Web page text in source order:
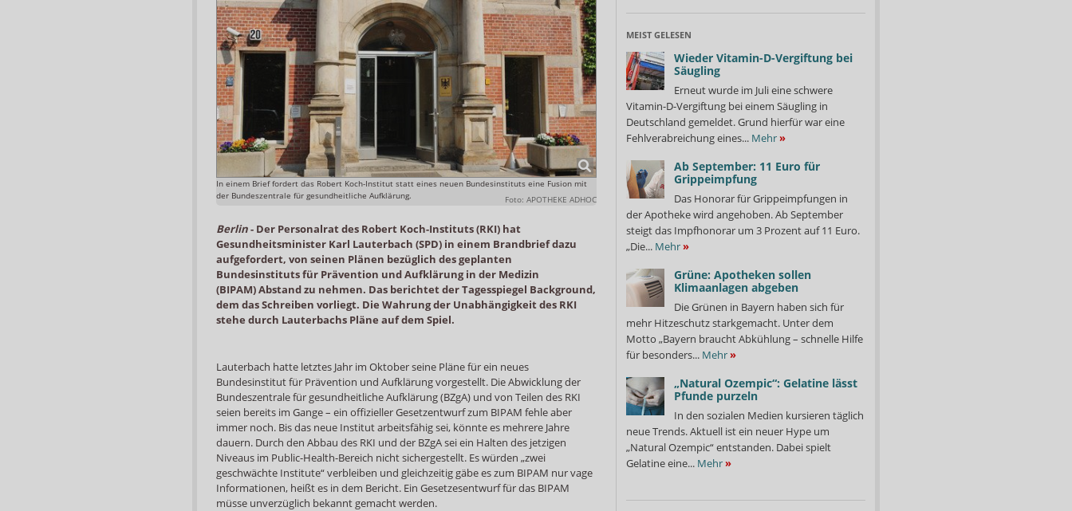
In einem Brief fordert das Robert Koch-Institut statt eines neuen Bundesinstituts eine Fusion mit
der Bundeszentrale für gesundheitliche Aufklärung.
Foto: APOTHEKE ADHOC
Berlin- Der Personalrat des Robert Koch-Instituts (RKI) hat
Gesundheitsminister Karl Lauterbach (SPD) in einem Brandbrief dazu
aufgefordert, von seinen Plänen bezüglich des geplanten
Bundesinstituts für Prävention und Aufklärung in der Medizin
(BIPAM) Abstand zu nehmen. Das berichtet der Tagesspiegel Background,
dem das Schreiben vorliegt. Die Wahrung der Unabhängigkeit des RKI
stehe durch Lauterbachs Pläne auf dem Spiel.
Lauterbach hatte letztes Jahr im Oktober seine Pläne für ein neues
Bundesinstitut für Prävention und Aufklärung vorgestellt. Die Abwicklung der
Bundeszentrale für gesundheitliche Aufklärung (BZgA) und von Teilen des RKI
seien bereits im Gange – ein offizieller Gesetzentwurf zum BIPAM fehle aber
immer noch. Bis das neue Institut arbeitsfähig sei, könnte es mehrere Jahre
dauern. Durch den Abbau des RKI und der BZgA sei ein Halten des jetzigen
Niveaus im Public-Health-Bereich nicht sichergestellt. Es würden „zwei
geschwächte Institute“ verbleiben und gleichzeitig gäbe es zum BIPAM nur vage
Informationen, heißt es in dem Bericht. Ein Gesetzesentwurf für das BIPAM
müsse unverzüglich bekannt gemacht werden.
MEIST GELESEN
Wieder Vitamin-D-Vergiftung bei
Säugling
Erneut wurde im Juli eine schwere
Vitamin-D-Vergiftung bei einem Säugling in
Deutschland gemeldet. Grund hierfür war eine
Fehlverabreichung eines... Mehr»
Ab September: 11 Euro für
Grippeimpfung
Das Honorar für Grippeimpfungen in
der Apotheke wird angehoben. Ab September
steigt das Impfhonorar um 3 Prozent auf 11 Euro.
„Die... Mehr»
Grüne: Apotheken sollen
Klimaanlagen abgeben
Die Grünen in Bayern haben sich für
mehr Hitzeschutz starkgemacht. Unter dem
Motto „Bayern braucht Abkühlung – schnelle Hilfe
für besonders... Mehr»
„Natural Ozempic“: Gelatine lässt
Pfunde purzeln
In den sozialen Medien kursieren täglich
neue Trends. Aktuell ist ein neuer Hype um
„Natural Ozempic“ entstanden. Dabei spielt
Gelatine eine... Mehr»